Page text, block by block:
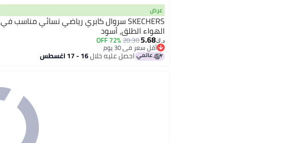
عرض
SKECHERS سروال كابري رياضي نسائي مناسب في
الهواء الطلق، أسود
د.ك‏5.68
20.30
72% OFF
أقل سعر في 30 يوم
أقل سعر في 30 يوماحصل عليه خلال16 - 17 اغسطس